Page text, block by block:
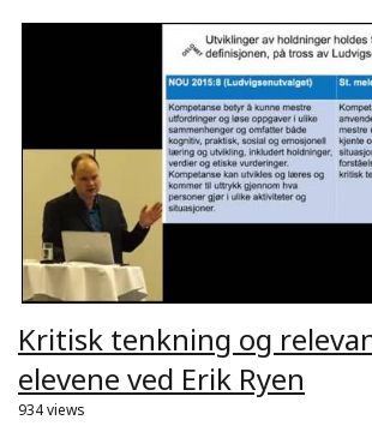
Kritisk tenkning og
elevene ved Erik Ryen
934 views